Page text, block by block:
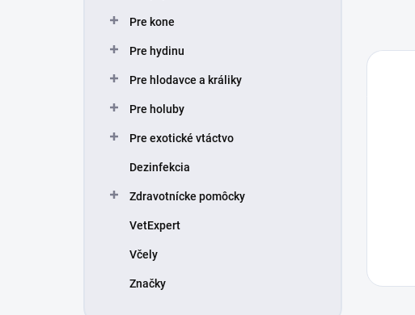
Pre kone
Pre hydinu
Pre hlodavce a králiky
Pre holuby
Pre exotické vtáctvo
Dezinfekcia
Zdravotnícke pomôcky
VetExpert
Včely
Značky